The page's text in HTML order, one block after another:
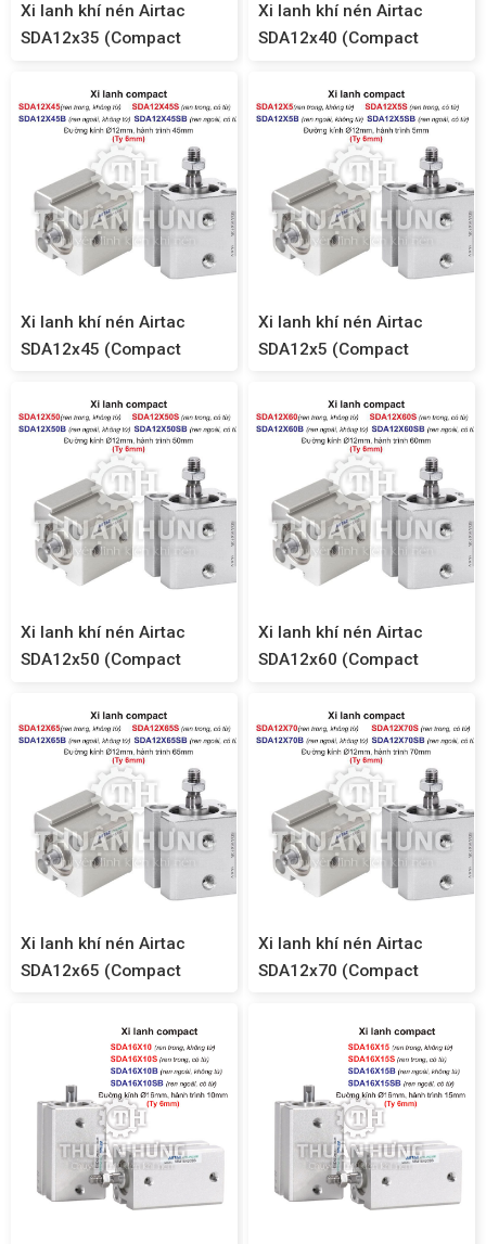
Xi lanh khí nén Airtac
SDA12x35 (Compact
Xi lanh khí nén Airtac
SDA12x40 (Compact
Xi lanh khí nén Airtac
SDA12x45 (Compact
Xi lanh khí nén Airtac
SDA12x5 (Compact
Xi lanh khí nén Airtac
SDA12x50 (Compact
Xi lanh khí nén Airtac
SDA12x60 (Compact
Xi lanh khí nén Airtac
SDA12x65 (Compact
Xi lanh khí nén Airtac
SDA12x70 (Compact